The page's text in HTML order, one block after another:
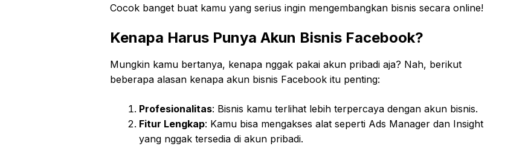
Cocok banget buat kamu yang serius ingin mengembangkan bisnis secara online!
Kenapa Harus Punya Akun Bisnis Facebook?
Mungkin kamu bertanya, kenapa nggak pakai akun pribadi aja? Nah, berikut
beberapa alasan kenapa akun bisnis Facebook itu penting:
Profesionalitas: Bisnis kamu terlihat lebih terpercaya dengan akun bisnis.
Fitur Lengkap: Kamu bisa mengakses alat seperti Ads Manager dan Insight
yang nggak tersedia di akun pribadi.